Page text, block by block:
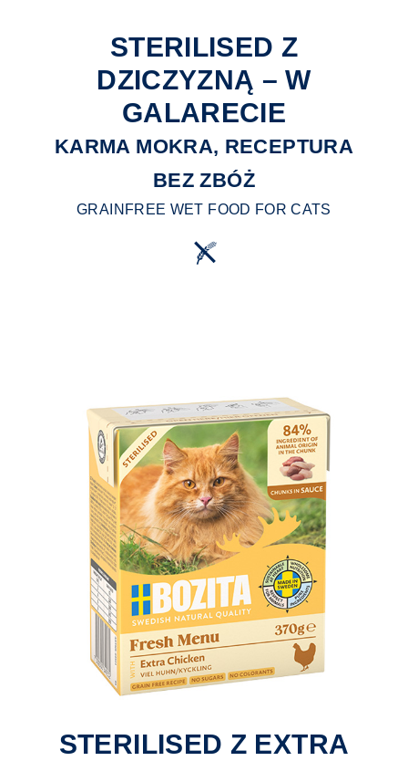
STERILISED Z
DZICZYZNĄ – W
GALARECIE
KARMA MOKRA, RECEPTURA
BEZ ZBÓŻ
GRAINFREE WET FOOD FOR CATS
STERILISED Z EXTRA